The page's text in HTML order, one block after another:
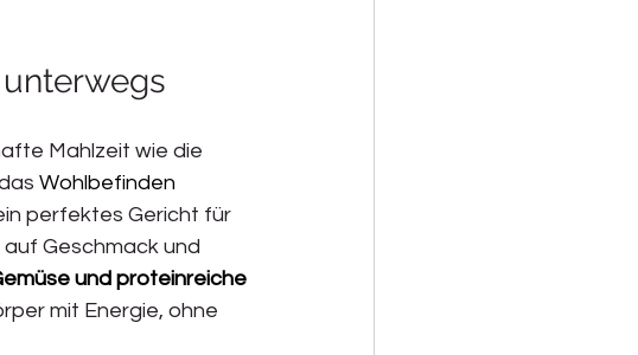
Mahlzeit wie die
Wohlbefinden
perfektes Gericht für
Geschmack und
und proteinreiche
mit Energie, ohne